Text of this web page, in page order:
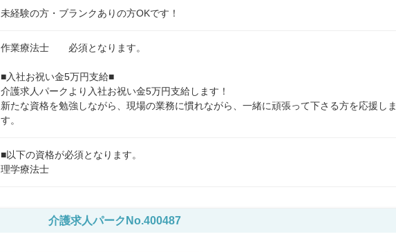
未経験の方・ブランクありの方OKです！
作業療法士　　必須となります。
■入社お祝い金5万円支給■
介護求人パークより入社お祝い金5万円支給します！
新たな資格を勉強しながら、現場の業務に慣れながら、一緒に頑張って下さる方を応援しま
す。
■以下の資格が必須となります。
理学療法士
介護求人パークNo.400487